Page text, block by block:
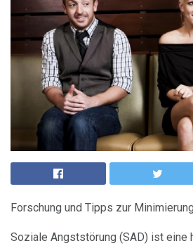
Forschung und Tipps zur
Soziale Angststörung (SAD) ist eine